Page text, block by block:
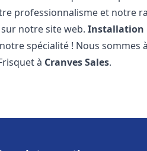
professionnalisme et notre
sur notre site web.Installation
spécialité ! Nous
à Cranves Sales.